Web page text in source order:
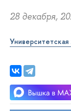
28 декабря,
Университетская